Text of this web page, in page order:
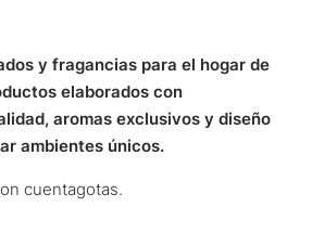
y fragancias para el hogar de
elaborados con
aromas exclusivos y diseño
ambientes únicos.
cuentagotas.